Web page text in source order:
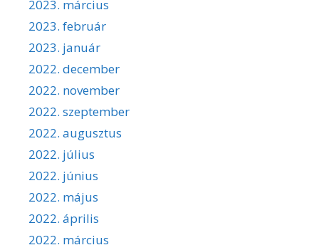
2023. március
2023. február
2023. január
2022. december
2022. november
2022. szeptember
2022. augusztus
2022. július
2022. június
2022. május
2022. április
2022. március